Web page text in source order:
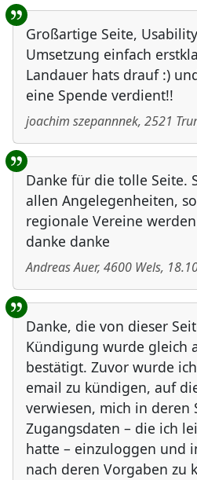
Großartige Seite,
Umsetzung einfach
Landauer hats drauf :)
eine Spende verdient!!
joachim szepannnek, 2521
Danke für die tolle Seite.
allen Angelegenheiten,
regionale Vereine
danke danke
Andreas Auer, 4600 Wels,
Danke, die von dieser
Kündigung wurde gleich
bestätigt. Zuvor wurde
email zu kündigen, auf
verwiesen, mich in deren
Zugangsdaten – die ich
hatte – einzuloggen und
nach deren Vorgaben zu